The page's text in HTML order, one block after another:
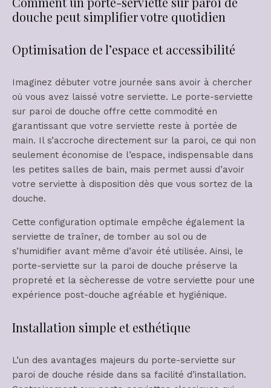
douche peut simplifier votre quotidien
Optimisation de l’espace et accessibilité
Imaginez débuter votre journée sans avoir à chercher
où vous avez laissé votre serviette. Le porte-serviette
sur paroi de douche offre cette commodité en
garantissant que votre serviette reste à portée de
main. Il s’accroche directement sur la paroi, ce qui non
seulement économise de l’espace, indispensable dans
les petites salles de bain, mais permet aussi d’avoir
votre serviette à disposition dès que vous sortez de la
douche.
Cette configuration optimale empêche également la
serviette de traîner, de tomber au sol ou de
s’humidifier avant même d’avoir été utilisée. Ainsi, le
porte-serviette sur la paroi de douche préserve la
propreté et la sècheresse de votre serviette pour une
expérience post-douche agréable et hygiénique.
Installation simple et esthétique
L’un des avantages majeurs du porte-serviette sur
paroi de douche réside dans sa facilité d’installation.